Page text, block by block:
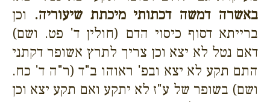
באשרה דמשה דכתותי מיכתת שיעוריה. וכן
ברייתא דסוף כיסוי הדם (חולין ד' פט. ושם)
דאם נטל לא יצא וכן צריך לתרץ אשופר דקתני
התם תקע לא יצא ובפ' ראוהו ב"ד (ר"ה ד' כח.
ושם) בשופר של ע"ז לא יתקע ואם תקע יצא וכן